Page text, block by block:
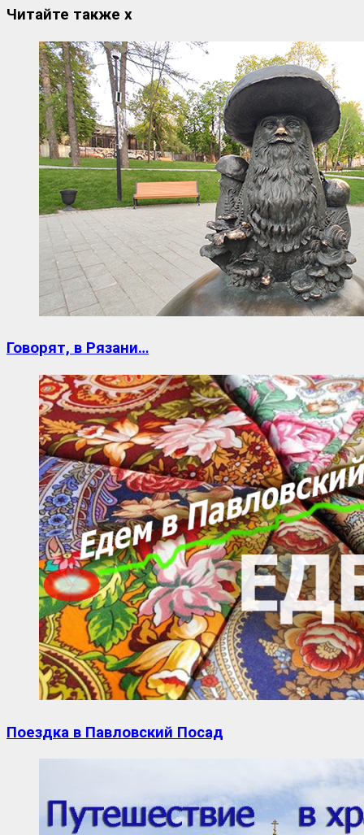
Читайте также x
Говорят, в Рязани…
Поездка в Павловский Посад